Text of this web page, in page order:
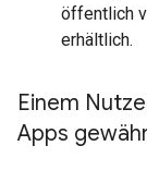
öffentlich
erhältlich.
Einem
Apps